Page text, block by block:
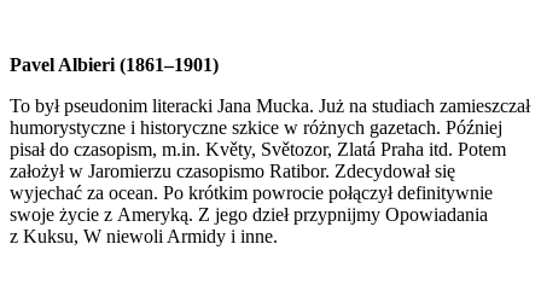
Pavel Albieri (1861–1901)
To był pseudonim literacki Jana Mucka. Już na studiach zamieszczał
humorystyczne i historyczne szkice w różnych gazetach. Później
pisał do czasopism, m.in. Květy, Světozor, Zlatá Praha itd. Potem
założył w Jaromierzu czasopismo Ratibor. Zdecydował się
wyjechać za ocean. Po krótkim powrocie połączył definitywnie
swoje życie z Ameryką. Z jego dzieł przypnijmy Opowiadania
z Kuksu, W niewoli Armidy i inne.